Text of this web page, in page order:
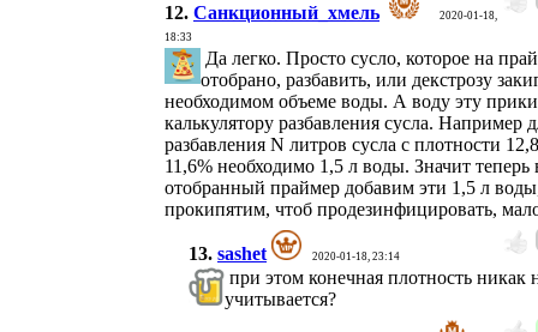
12. Санкционный_хмель
2020-01-18,
18:33
Да легко. Просто сусло, которое на
отобрано, разбавить, или декстрозу
необходимом объеме воды. А воду эту
калькулятору разбавления сусла. Например
разбавления N литров сусла с плотности
11,6% необходимо 1,5 л воды. Значит теперь
отобранный праймер добавим эти 1,5 л
прокипятим, чтоб продезинфицировать,
13. sashet 2020-01-18, 23:14
при этом конечная плотность никак
учитывается?